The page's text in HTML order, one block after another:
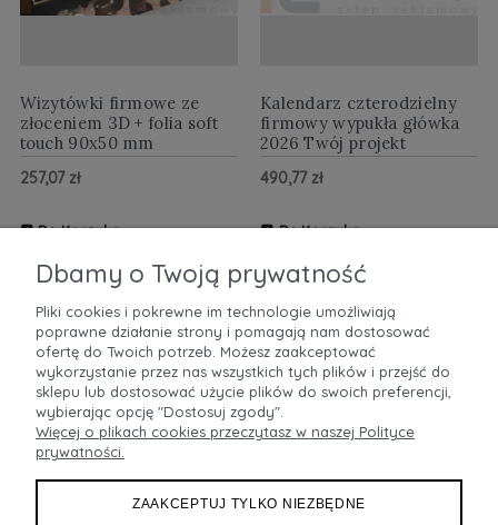
Wizytówki firmowe ze
złoceniem 3D + folia soft
touch 90x50 mm
257,07 zł
Do Koszyka
Kalendarz czterodzielny
firmowy wypukła główka
2026 Twój projekt
490,77 zł
Do Koszyka
POMOC
MOJE KONTO
INFORMACJE
Dbamy o Twoją prywatność
Pliki cookies i pokrewne im technologie umożliwiają
poprawne działanie strony i pomagają nam dostosować
ofertę do Twoich potrzeb. Możesz zaakceptować
wykorzystanie przez nas wszystkich tych plików i przejść do
sklepu lub dostosować użycie plików do swoich preferencji,
wybierając opcję "Dostosuj zgody".
Więcej o plikach cookies przeczytasz w naszej Polityce
prywatności.
ZAAKCEPTUJ TYLKO NIEZBĘDNE